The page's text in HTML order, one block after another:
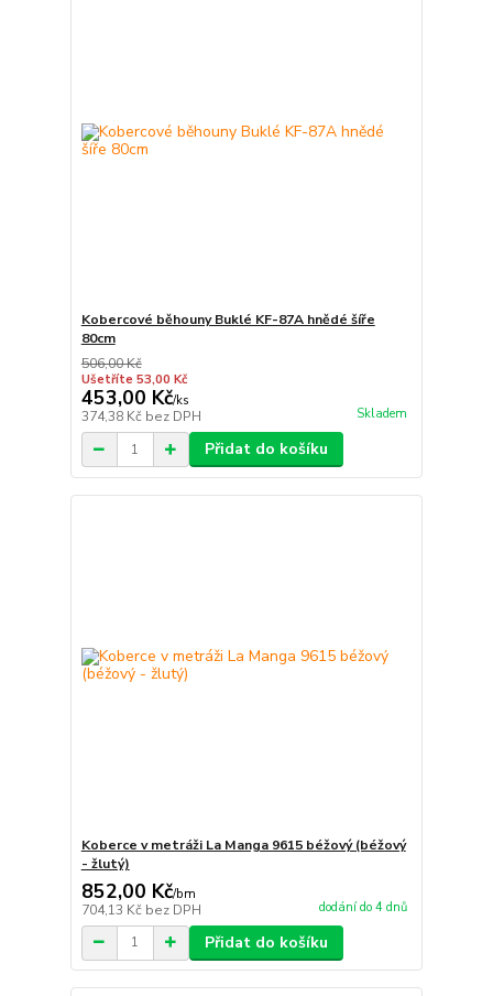
Kobercové běhouny Buklé KF-87A hnědé šíře
80cm
506,00 Kč
Ušetříte 53,00 Kč
453,00 Kč/ks
374,38 Kč bez DPH Skladem
Přidat do košíku
Koberce v metráži La Manga 9615 béžový (béžový
- žlutý)
852,00 Kč/bm
704,13 Kč bez DPH dodání do 4 dnů
Přidat do košíku